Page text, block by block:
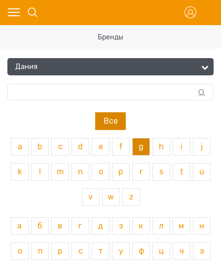
Бренды
Все
a b c d e f g h i j
k m n o p r s t u
v w z
а б в г д з к л м н
о п р с т у ф ц ч э